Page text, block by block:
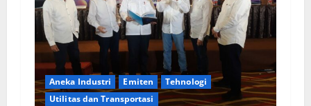
Aneka Industri Emiten
Tehnologi
Utilitas dan Transportasi